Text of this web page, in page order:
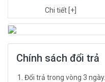
Chi tiết [+]
Chính sách đổi trả
Đổi trả trong vòng 3 ngày.